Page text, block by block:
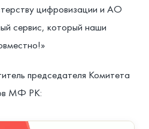
цифровизации и АО
сервис, который наши
председателя Комитета
МФ РК:⁣